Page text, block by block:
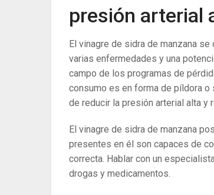
presión arterial
El vinagre de sidra de manzana
varias enfermedades y una
campo de los programas de
consumo es en forma de píldora o
de reducir la presión arterial alta y
El vinagre de sidra de manzana
presentes en él son capaces de
correcta. Hablar con un
drogas y medicamentos.